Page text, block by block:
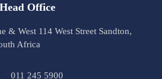
Head Office
& West 114 West Street Sandton,
Africa
011 245 5900